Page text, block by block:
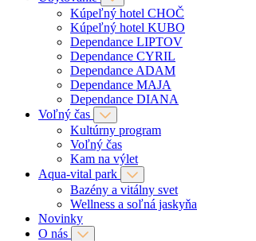
Kúpeľný hotel CHOČ
Kúpeľný hotel KUBO
Dependance LIPTOV
Dependance CYRIL
Dependance ADAM
Dependance MAJA
Dependance DIANA
Voľný čas
Kultúrny program
Voľný čas
Kam na výlet
Aqua-vital park
Bazény a vitálny svet
Wellness a soľná jaskyňa
Novinky
O nás